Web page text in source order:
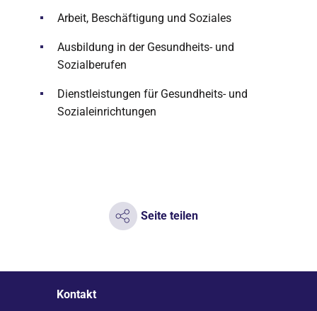
Arbeit, Beschäftigung und Soziales
Ausbildung in der Gesundheits- und
Sozialberufen
Dienstleistungen für Gesundheits- und
Sozialeinrichtungen
Seite teilen
Kontakt